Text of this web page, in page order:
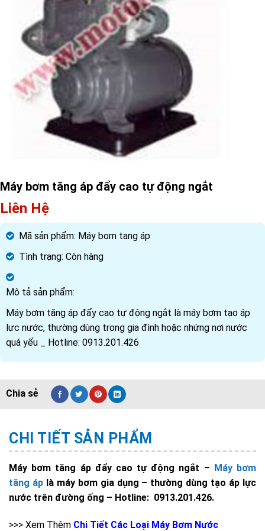
Máy bơm tăng áp đẩy cao tự động ngắt
Liên Hệ
Mã sản phẩm: Máy bom tang áp
Tình trạng: Còn hàng
Mô tả sản phẩm:
Máy bơm tăng áp đẩy cao tự động ngắt là máy bơm tạo áp
lực nước, thường dùng trong gia đình hoặc nhứng nơi nước
quá yếu _ Hotline: 0913.201.426
CHI TIẾT SẢN PHẨM
Máy bơm tăng áp đẩy cao tự động ngắt – Máy bơm
tăng áplà máy bơm gia dụng – thường dùng tạo áp lực
nước trên đường ống – Hotline: 0913.201.426.
>>> Xem Thêm Chi Tiết Các Loại Máy Bơm Nước